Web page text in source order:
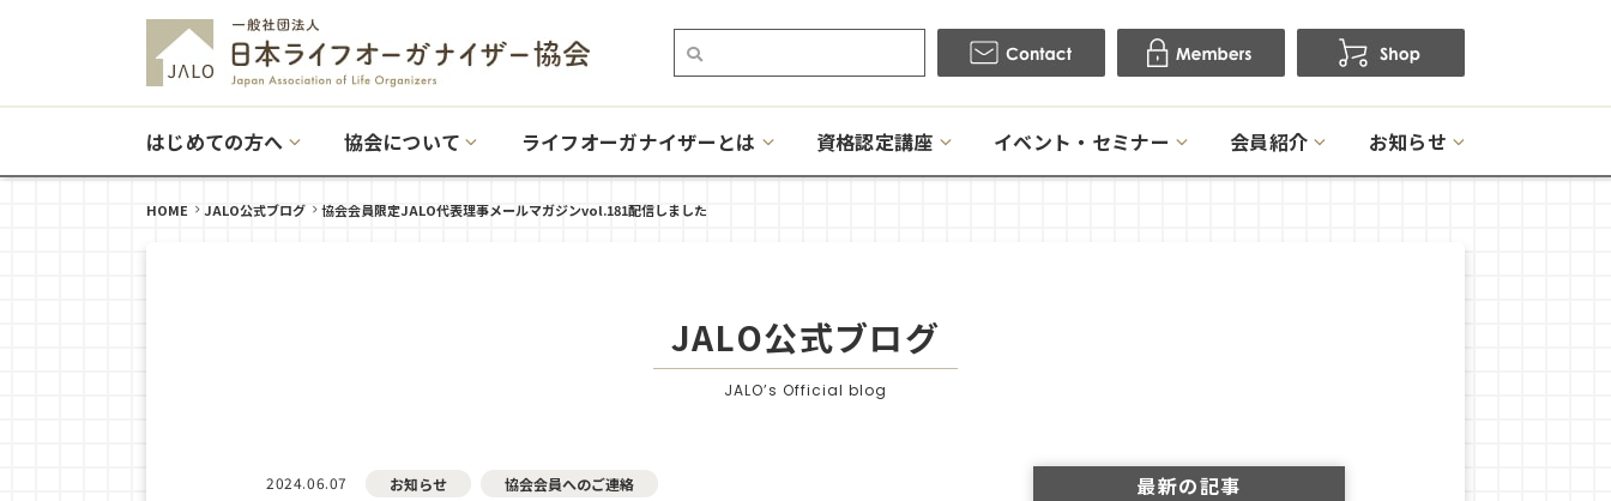
はじめての方へ 協会について ライフオーガナイザーとは 資格認定講座 イベント・セミナー 会員紹介 お知らせ
HOME JALO公式ブログ 協会会員限定JALO代表理事メールマガジンvol.181配信しました
JALO公式ブログ
JALO’s Official blog
2024.06.07 お知らせ 協会会員へのご連絡 最新の記事